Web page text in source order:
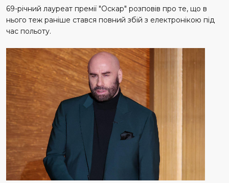
69-річний лауреат премії "Оскар" розповів про те, що в
нього теж раніше стався повний збій з електронікою під
час польоту.